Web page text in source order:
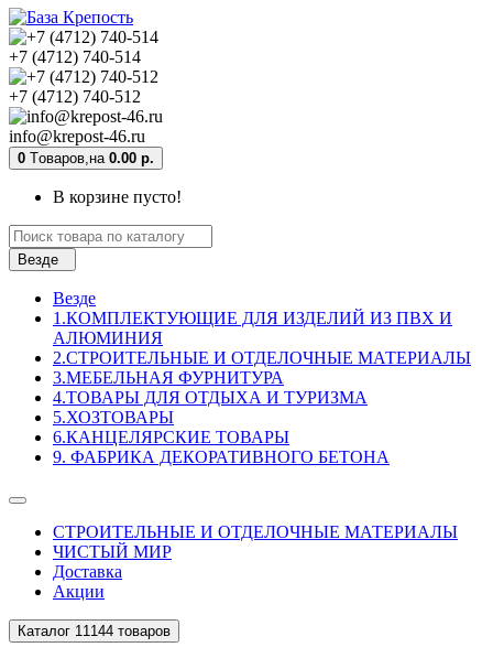
+7 (4712) 740-514
+7 (4712) 740-512
info@krepost-46.ru
0 Tоваров, на 0.00 р.
В корзине пусто!
Везде
Везде
1.КОМПЛЕКТУЮЩИЕ ДЛЯ ИЗДЕЛИЙ ИЗ ПВХ И
АЛЮМИНИЯ
2.СТРОИТЕЛЬНЫЕ И ОТДЕЛОЧНЫЕ МАТЕРИАЛЫ
3.МЕБЕЛЬНАЯ ФУРНИТУРА
4.ТОВАРЫ ДЛЯ ОТДЫХА И ТУРИЗМА
5.ХОЗТОВАРЫ
6.КАНЦЕЛЯРСКИЕ ТОВАРЫ
9. ФАБРИКА ДЕКОРАТИВНОГО БЕТОНА
СТРОИТЕЛЬНЫЕ И ОТДЕЛОЧНЫЕ МАТЕРИАЛЫ
ЧИСТЫЙ МИР
Доставка
Акции
Каталог 11144 товаров